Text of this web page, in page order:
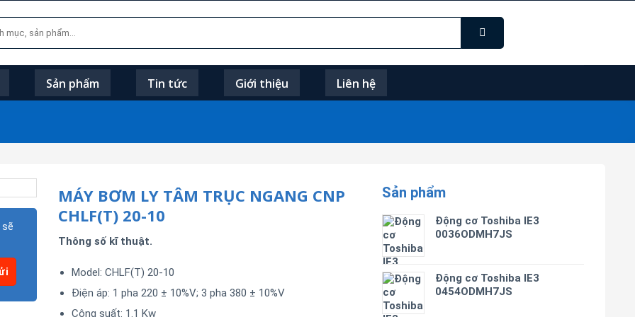
Sản phẩm Tin tức Giới thiệu Liên hệ
Sản phẩm
Động cơ Toshiba IE3
0036ODMH7JS
Động cơ Toshiba IE3
0454ODMH7JS
sẽ
MÁY BƠM LY TÂM TRỤC NGANG CNP
CHLF(T) 20-10
Thông số kĩ thuật.
Model: CHLF(T) 20-10
Điện áp: 1 pha 220 ± 10%V; 3 pha 380 ± 10%V
Công suất: 1.1 Kw